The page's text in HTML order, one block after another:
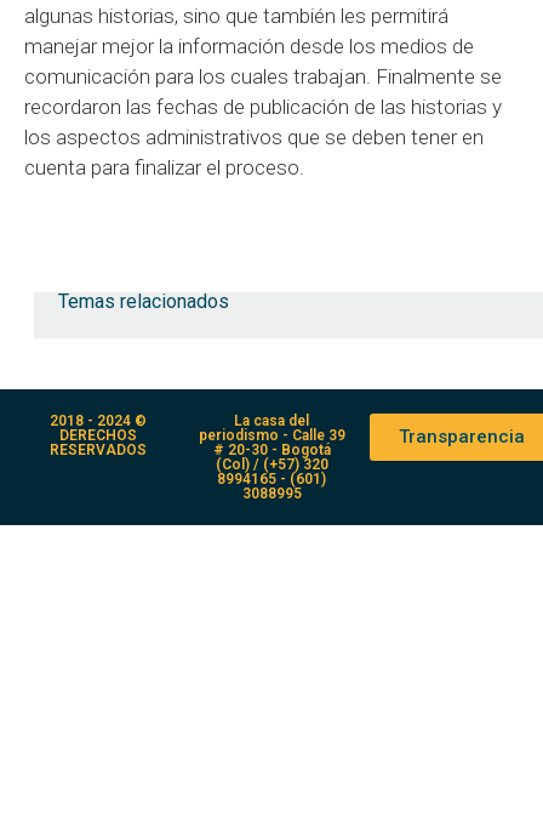
algunas historias, sino que también les permitirá
manejar mejor la información desde los medios de
comunicación para los cuales trabajan. Finalmente se
recordaron las fechas de publicación de las historias y
los aspectos administrativos que se deben tener en
cuenta para finalizar el proceso.
Temas relacionados
2018 - 2024 ©
DERECHOS
RESERVADOS
La casa del
periodismo - Calle 39
# 20-30 - Bogotá
(Col) / (+57) 320
8994165 - (601)
3088995
Transparencia